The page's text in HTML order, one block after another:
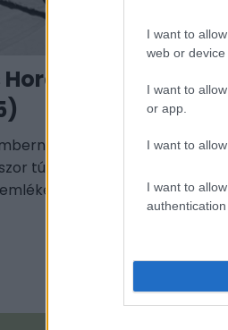
I want to
web or device
I want to
or app.
I want to
I want to
Máté: I
elég határozott képe
túljátszott bunyók, furcsa
és az a bizonyos